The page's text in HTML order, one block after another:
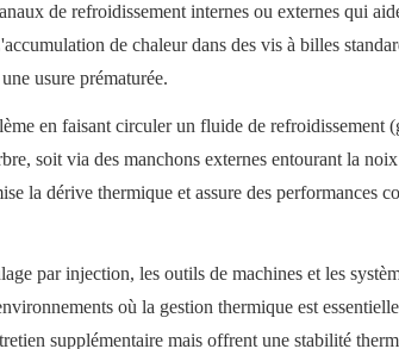
de refroidissement internes ou externes qui
de chaleur dans des vis à billes
usure prématurée.
en faisant circuler un fluide de refroidissement
soit via des manchons externes entourant la
la dérive thermique et assure des performances
par injection, les outils de machines et les
où la gestion thermique est
supplémentaire mais offrent une stabilité